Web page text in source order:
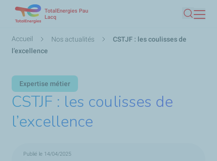
contenu
TotalEnergies Pau
Lacq
Fil
d'Ariane
Accueil Nos actualités
CSTJF : les coulisses de
l’excellence
Expertise métier
CSTJF : les coulisses de
l’excellence
Publié le 14/04/2025